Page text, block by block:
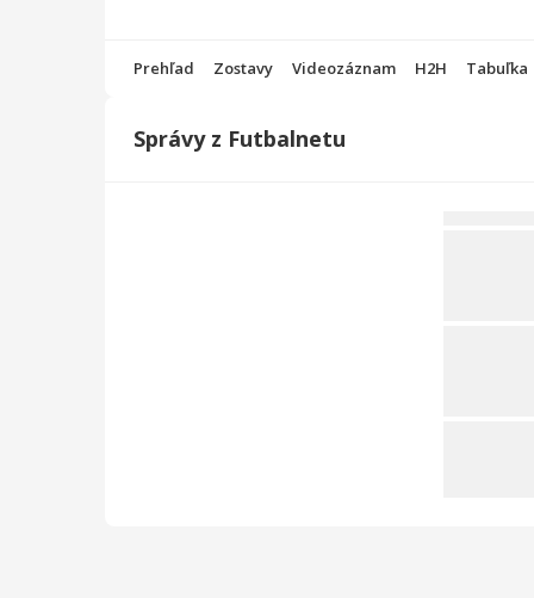
Prehľad Zostavy Videozáznam H2H Tabuľka
Správy z Futbalnetu